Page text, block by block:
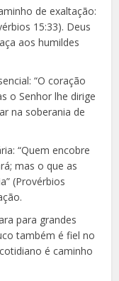
de exaltação:
15:33). Deus
aos humildes
“O coração
o Senhor lhe dirige
na soberania de
“Quem encobre
mas o que as
(Provérbios
para grandes
também é fiel no
é caminho